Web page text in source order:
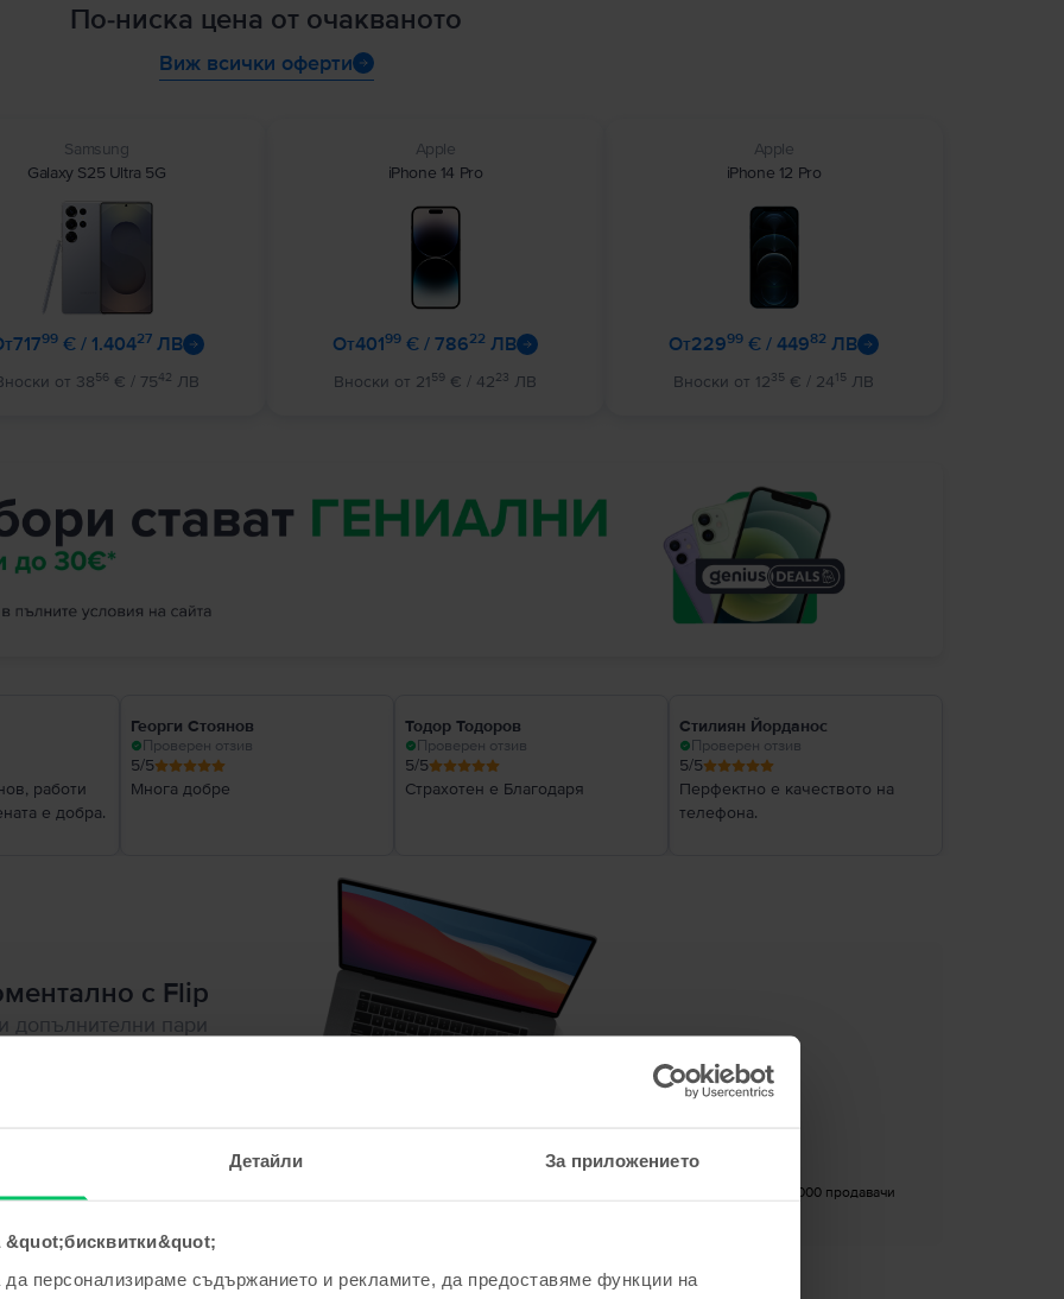
Детайли За приложението
&quot;бисквитки&quot;
да персонализираме съдържанието и рекламите, да предоставяме функции на
По-ниска цена от очакваното
Виж всички оферти
Samsung
Galaxy S25 Ultra 5G
от71799€ / 1.40427ЛВ
от 3856 € / 7542 ЛВ
Apple
iPhone 14 Pro
от40199 € / 78622 ЛВ
Вноски от 2159 € / 4223 ЛВ
Apple
iPhone 12 Pro
от22999 € / 44982 ЛВ
Вноски от 1235 € / 2415 ЛВ
работи
е добра.
Георги Стоянов
Проверен отзив
5/5
Многа добре
Тодор Тодоров
Проверен отзив
5/5
Страхотен е Благодаря
Стилиян Йорданос
Проверен отзив
5/5
Перфектно е качеството на
телефона.
с Flip
допълнителни пари
сметка
Над 350.000 продавачи